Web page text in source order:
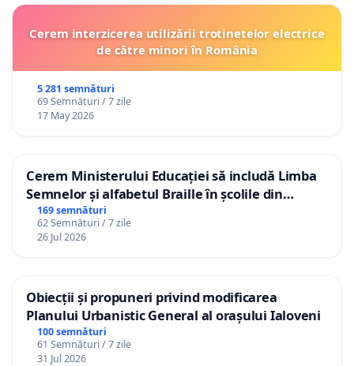
Cerem interzicerea utilizării trotinetelor electrice
de către minori în România
5 281 semnături
69 Semnături / 7 zile
17 May 2026
Cerem Ministerului Educației să includă Limba
Semnelor și alfabetul Braille în școlile din
Republica Moldova!
169 semnături
62 Semnături / 7 zile
26 Jul 2026
Obiecții și propuneri privind modificarea
Planului Urbanistic General al orașului Ialoveni
100 semnături
61 Semnături / 7 zile
31 Jul 2026